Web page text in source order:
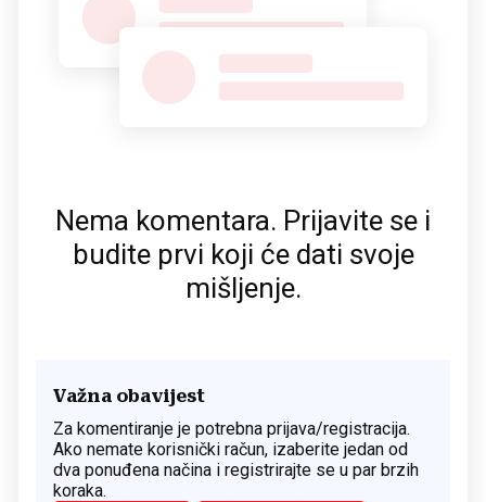
Nema komentara. Prijavite se i
budite prvi koji će dati svoje
mišljenje.
Važna obavijest
Za komentiranje je potrebna prijava/registracija.
Ako nemate korisnički račun, izaberite jedan od
dva ponuđena načina i registrirajte se u par brzih
koraka.